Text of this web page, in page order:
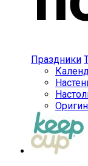
Праздники